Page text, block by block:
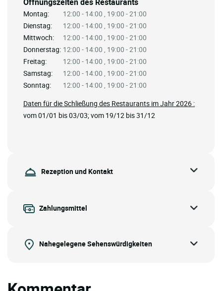
Montag:
12:00 - 14:00 , 19:00 - 21:00
Dienstag:
12:00 - 14:00 , 19:00 - 21:00
Mittwoch:
12:00 - 14:00 , 19:00 - 21:00
Donnerstag: 12:00 - 14:00 , 19:00 - 21:00
Freitag:
12:00 - 14:00 , 19:00 - 21:00
Samstag:
12:00 - 14:00 , 19:00 - 21:00
Sonntag:
12:00 - 14:00 , 19:00 - 21:00
Daten für die Schließung des Restaurants im Jahr 2026 :
vom 01/01 bis 03/03; vom 19/12 bis 31/12
Rezeption und Kontakt
Zahlungsmittel
Nahegelegene Sehenswürdigkeiten